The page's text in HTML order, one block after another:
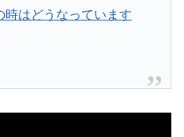
時はどうなっています